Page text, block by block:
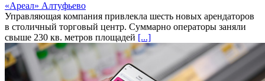
«Ареал» Алтуфьево
Управляющая компания привлекла шесть новых арендаторов
в столичный торговый центр. Суммарно операторы заняли
свыше 230 кв. метров площадей [...]